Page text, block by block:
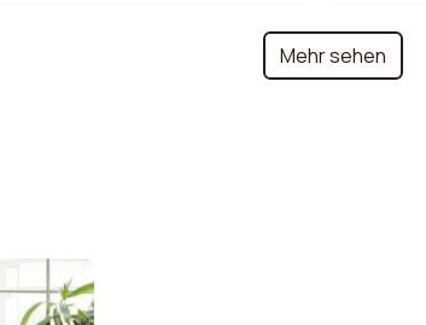
Länge
10000 cycles
Mehr sehen